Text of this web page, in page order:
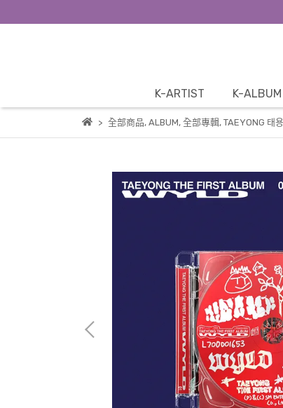
K-ARTIST K-ALBUM
全部商品, ALBUM, 全部專輯, TAEYONG 태용